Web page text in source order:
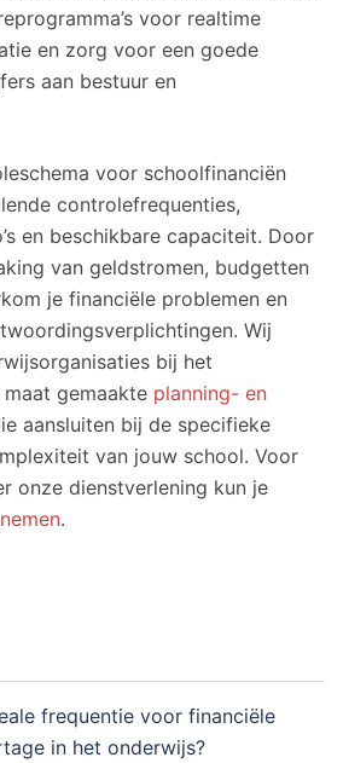
voor realtime
en zorg voor een goede
aan bestuur en
voor schoolfinanciën
controlefrequenties,
en beschikbare capaciteit. Door
van geldstromen, budgetten
je financiële problemen en
Wij
bij het
gemaakte planning- en
aansluiten bij de specifieke
van jouw school. Voor
onze dienstverlening kun je
.
frequentie voor financiële
in het onderwijs?